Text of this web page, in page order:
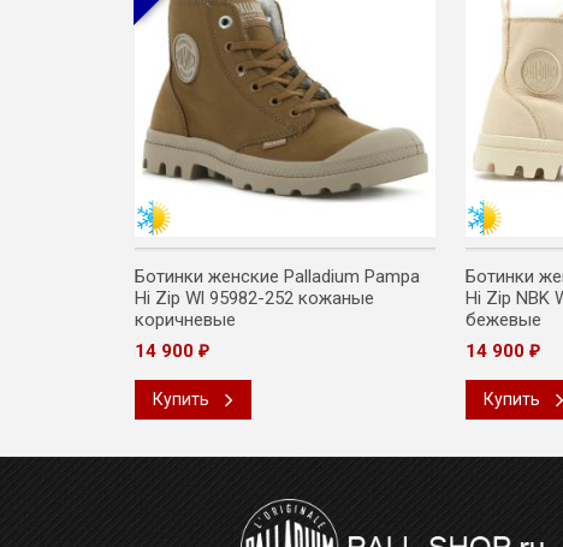
Ботинки женские Palladium Pampa
Hi Zip Wl 95982-252 кожаные
коричневые
14 900 ₽
Купить
Ботинки
Hi Zip NBK
бежевые
14 900 ₽
Купить